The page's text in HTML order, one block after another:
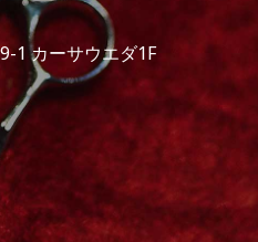
1 カーサウエダ1F